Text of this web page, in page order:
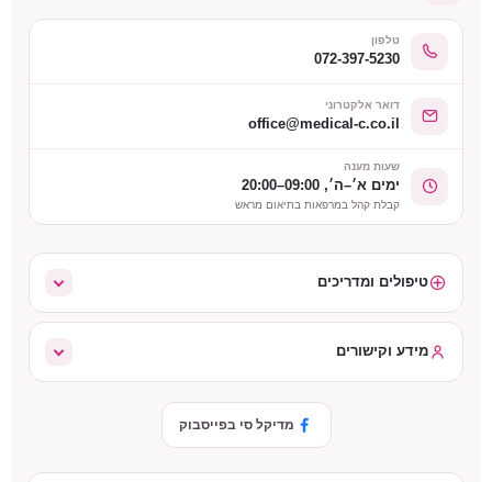
טלפון
072-397-5230
דואר אלקטרוני
office@medical-c.co.il
שעות מענה
ימים א׳–ה׳, 09:00–20:00
קבלת קהל במרפאות בתיאום מראש
טיפולים ומדריכים
מידע וקישורים
מדיקל סי בפייסבוק